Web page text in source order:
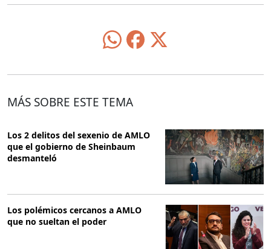
MÁS SOBRE ESTE TEMA
Los 2 delitos del sexenio de AMLO
que el gobierno de Sheinbaum
desmanteló
Los polémicos cercanos a AMLO
que no sueltan el poder